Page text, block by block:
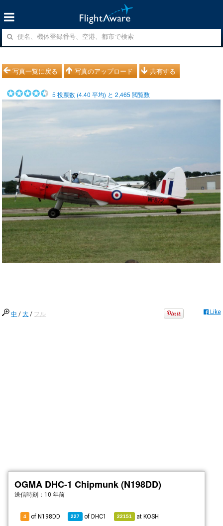
写真一覧に戻る 写真のアップロード 共有する
5 投票数 (4.40 平均) と2,465 閲覧数
中 /大 / フル Like
OGMA DHC-1 Chipmunk (N198DD)
送信時刻： 10 年前
4 of N198DD 227 ofDHC1 22151 atKOSH